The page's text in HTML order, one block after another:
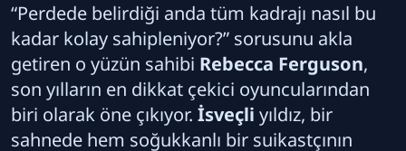
“Perdede belirdiği anda tüm kadrajı nasıl bu
kadar kolay sahipleniyor?” sorusunu akla
getiren o yüzün sahibi Rebecca Ferguson,
son yılların en dikkat çekici oyuncularından
biri olarak öne çıkıyor. İsveçli yıldız, bir
sahnede hem soğukkanlı bir suikastçının